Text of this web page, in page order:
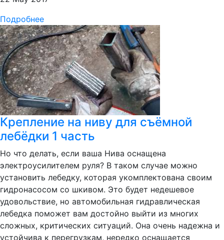
Подробнее
Крепление на ниву для съёмной
лебёдки 1 часть
Но что делать, если ваша Нива оснащена
электроусилителем руля? В таком случае можно
установить лебедку, которая укомплектована своим
гидронасосом со шкивом. Это будет недешевое
удовольствие, но автомобильная гидравлическая
лебедка поможет вам достойно выйти из многих
сложных, критических ситуаций. Она очень надежна и
устойчива к перегрузкам, нередко оснащается